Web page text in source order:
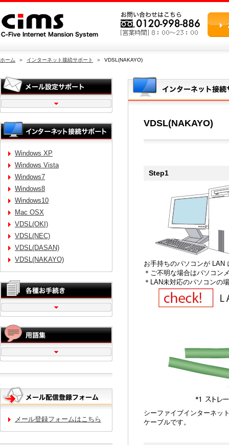
ホーム ＞ インターネット接続サポート ＞ VDSL(NAKAYO)
Windows XP
Windows Vista
Windows7
Windows8
Windows10
Mac OSX
VDSL(OKI)
VDSL(NEC)
VDSL(DASAN)
VDSL(NAKAYO)
メール登録フォームはこちら
VDSL(NAKAYO)
Step1
お手持ちのパソコンが LAN
＊ご不明な場合はパソコン
＊LAN未対応のパソコンの
シーファイブインターネッ
ケーブルです。